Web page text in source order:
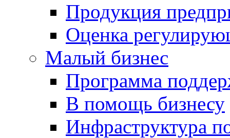
Продукция
Оценка
Малый бизнес
Программа
В помощь бизнесу
Инфраструктура